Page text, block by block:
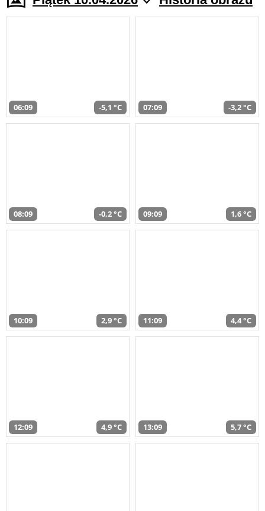
06:09 -5,1 °C 07:09 -3,2 °C
08:09 -0,2 °C 09:09 1,6 °C
10:09 2,9 °C 11:09 4,4 °C
12:09 4,9 °C 13:09 5,7 °C